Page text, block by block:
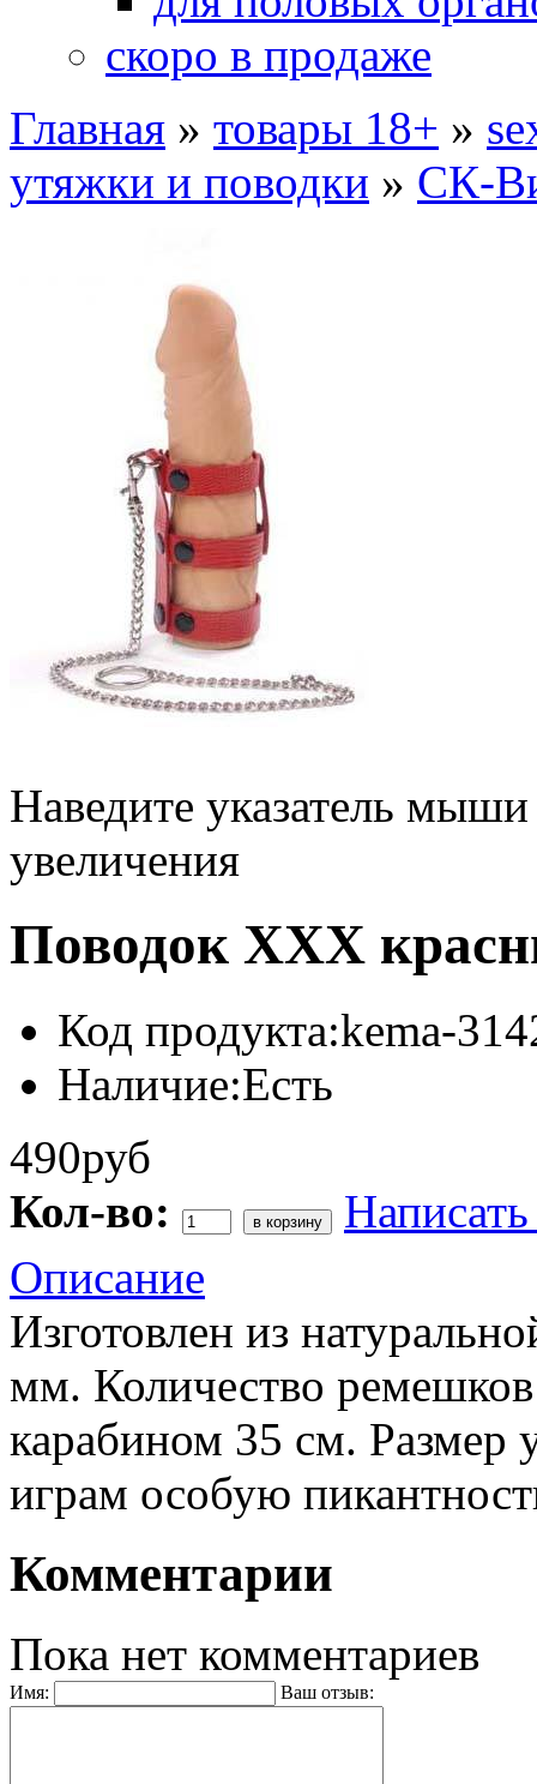
скоро в продаже
Главная » товары 18+ »
утяжки и поводки » СК-
Наведите указатель
увеличения
Поводок ХХХ
Код продукта:kema-
Наличие:Есть
490руб
Кол-во:
Описание
Изготовлен из
мм. Количество
карабином 35 см. Размер
играм особую
Комментарии
Пока нет комментариев
Имя: Ваш отзыв: